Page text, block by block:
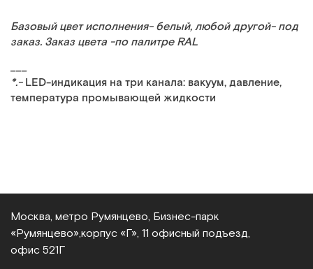
Базовый цвет исполнения- белый, любой другой- под
заказ. Заказ цвета -по палитре RAL
___
*.-LED-индикация на три канала: вакуум, давление,
температура промывающей жидкости
Москва, метро Румянцево, Бизнес‑парк
«Румянцево», корпус «Г», 11 офисный подъезд,
офис 521Г